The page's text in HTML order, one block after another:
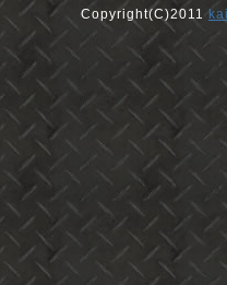
Copyright(C)2011